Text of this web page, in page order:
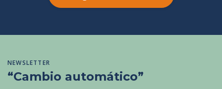
NEWSLETTER
“Cambio automático”